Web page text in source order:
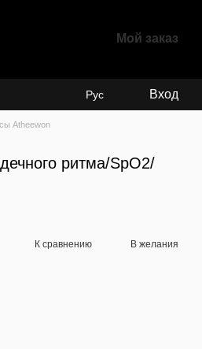
Мой заказ
Рус Вход
Atheewon
ритма/SpO2/
К сравнению В желания